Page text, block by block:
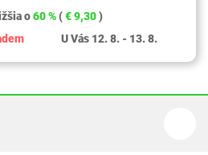
o60 % (€ 9,30)
U Vás 12. 8. - 13. 8.